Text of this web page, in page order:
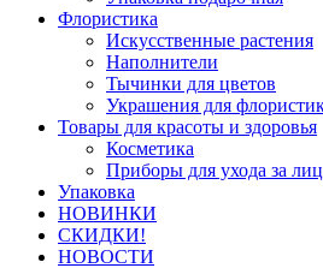
Флористика
Искусственные растения
Наполнители
Тычинки для цветов
Украшения для
Товары для красоты и здоровья
Косметика
Приборы для ухода за
Упаковка
НОВИНКИ
СКИДКИ!
НОВОСТИ